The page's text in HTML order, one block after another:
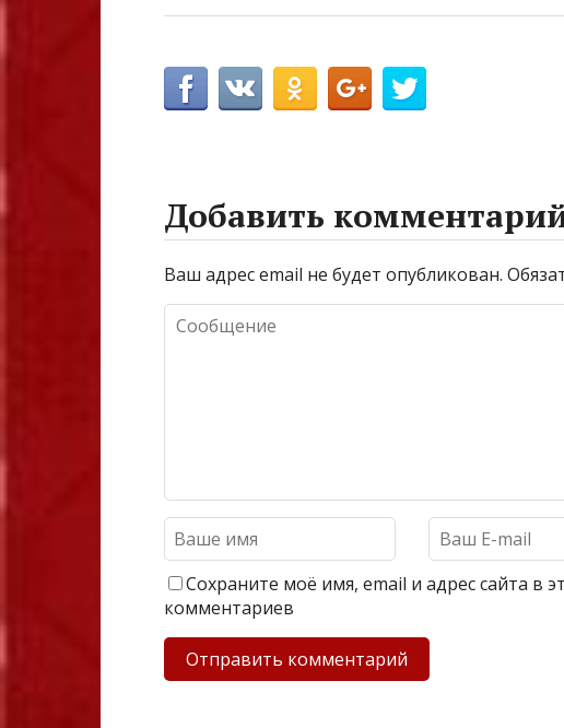
Добавить
Ваш адрес email не будет опубликован.
Сохраните моё имя, email и адрес сайта в
комментариев